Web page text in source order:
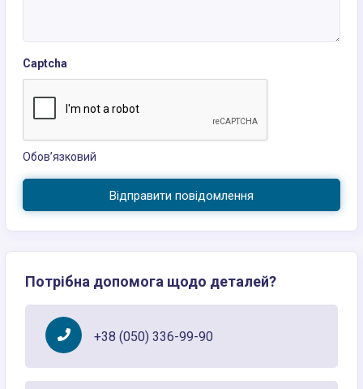
Captcha
Обов’язковий
Відправити повідомлення
Потрібна допомога щодо деталей?
+38 (050) 336-99-90